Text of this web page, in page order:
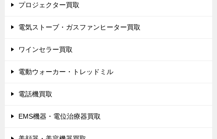
プロジェクター買取
電気ストーブ・ガスファンヒーター買取
ワインセラー買取
電動ウォーカー・トレッドミル
電話機買取
EMS機器・電位治療器買取